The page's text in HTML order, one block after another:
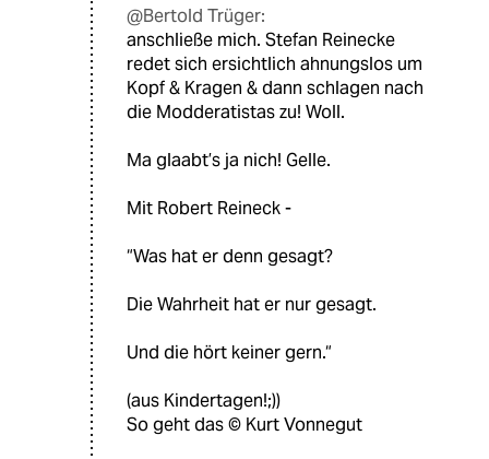
@Bertold Trüger:
anschließe mich. Stefan Reinecke
redet sich ersichtlich ahnungslos um
Kopf & Kragen & dann schlagen nach
die Modderatistas zu! Woll.
Ma glaabt’s ja nich! Gelle.
Mit Robert Reineck -
“Was hat er denn gesagt?
Die Wahrheit hat er nur gesagt.
Und die hört keiner gern.“
(aus Kindertagen!;))
So geht das ©️ Kurt Vonnegut